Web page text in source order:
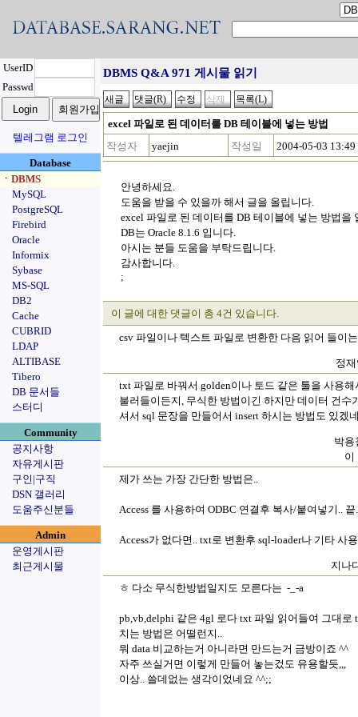
UserID
Passwd
텔레그램 로그인
Database
ㆍDBMS
MySQL
PostgreSQL
Firebird
Oracle
Informix
Sybase
MS-SQL
DB2
Cache
CUBRID
LDAP
ALTIBASE
Tibero
DB 문서들
스터디
Community
공지사항
자유게시판
구인|구직
DSN 갤러리
도움주신분들
Admin
운영게시판
최근게시물
DBMS Q&A 971 게시물 읽기
excel 파일로 된 데이터를 DB 테이블에 넣는 방법
작성자
yaejin 작성일 2004-05-03 13:49
안녕하세요.
도움을 받을 수 있을까 해서 글을 올립니다.
excel 파일로 된 데이터를 DB 테이블에 넣는 방법을
DB는 Oracle 8.1.6 입니다.
아시는 분들 도움을 부탁드립니다.
감사합니다.
;
이 글에 대한 댓글이 총 4건 있습니다.
csv 파일이나 텍스트 파일로 변환한 다음 읽어 들이
정
txt 파일로 바꿔서 golden이나 토드 같은 툴을 사용
불러들이든지, 무식한 방법이긴 하지만 데이터 건
셔서 sql 문장을 만들어서 insert 하시는 방법도 있겠
박용
이
제가 쓰는 가장 간단한 방법은..
Access 를 사용하여 ODBC 연결후 복사/붙여넣기.. 끝
Access가 없다면.. txt로 변환후 sql-loader나 기타 사
지나
ㅎ 다소 무식한방법일지도 모른다는 -_-a
pb,vb,delphi 같은 4gl 로다 txt 파일 읽어들여 그대로
치는 방법은 어떨런지..
뭐 data 비교하는거 아니라면 만드는거 금방이죠 ^^
자주 쓰실거면 이렇게 만들어 놓는겄도 유용할듯,,,
이상.. 쓸데없는 생각이었네요 ^^;;